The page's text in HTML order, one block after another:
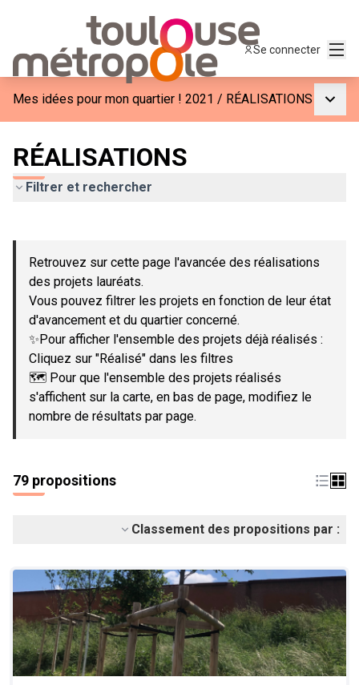
Se connecter
Mes idées pour mon quartier ! 2021 / RÉALISATIONS
RÉALISATIONS
Filtrer et rechercher
−
Retrouvez sur cette page l'avancée des réalisations
des projets lauréats.
Vous pouvez filtrer les projets en fonction de leur état
d'avancement et du quartier concerné.
✨Pour afficher l'ensemble des projets déjà réalisés :
Cliquez sur "Réalisé" dans les filtres
🗺️ Pour que l'ensemble des projets réalisés
s'affichent sur la carte, en bas de page, modifiez le
nombre de résultats par page.
79 propositions
Classement des propositions par :